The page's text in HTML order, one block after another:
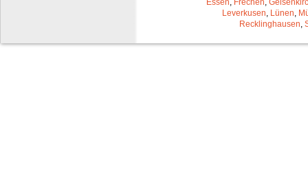
Essen, Frechen,
Leverkusen, Lünen,
Recklinghausen,